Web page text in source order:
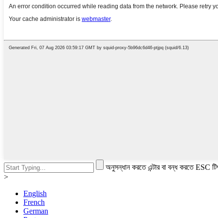
অনুসন্ধান করতে এন্টার বা বন্ধ করতে ESC
>
English
French
German